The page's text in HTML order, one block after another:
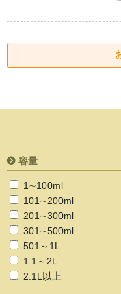
容量
1∼100ml
101∼200ml
201∼300ml
301∼500ml
501～1L
1.1～2L
2.1L以上